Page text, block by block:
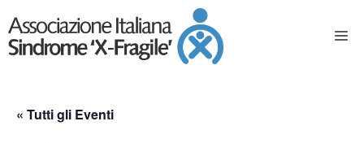
« Tutti gli Eventi